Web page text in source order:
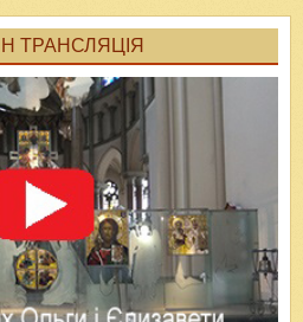
ТРАНСЛЯЦІЯ